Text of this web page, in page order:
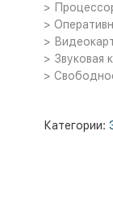
>
>
>
> Звуковая
>
Категории: